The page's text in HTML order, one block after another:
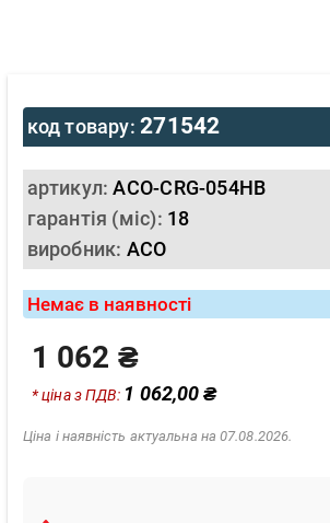
код товару:271542
артикул:ACO-CRG-054HB
гарантія (міс): 18
виробник: ACO
Немає в наявності
1 062 ₴
* ціна з ПДВ: 1 062,00 ₴
Ціна і наявність актуальна на 07.08.2026.